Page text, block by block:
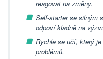
reagovat na změny.
Self-starter se silným
odpoví kladně na
Rychle se učí, který
problémů.